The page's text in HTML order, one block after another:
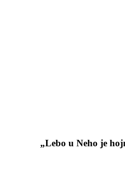
„Lebo u Neho je